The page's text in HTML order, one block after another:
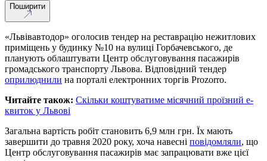
Поширити
«Львівавтодор» оголосив тендер на реставрацію нежитлових
приміщень у будинку №10 на вулиці Горбачевського, де
планують облаштувати Центр обслуговування пасажирів
громадського транспорту Львова. Відповідний тендер
оприлюднили на порталі електронних торгів Prozorro.
Читайте також: Скільки коштуватиме місячний проїзний е-
квиток у Львові
Загальна вартість робіт становить 6,9 млн грн. Їх мають
завершити до травня 2020 року, хоча навесні повідомляли, що
Центр обслуговування пасажирів має запрацювати вже цієї